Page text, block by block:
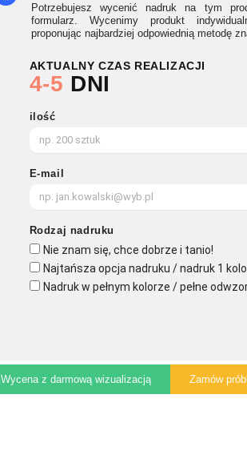
Potrzebujesz wycenić nadruk na tym
formularz. Wycenimy produkt
proponując najbardziej odpowiednią metodę
AKTUALNY CZAS REALIZACJI
4-5 DNI
ilość
E-mail
Rodzaj nadruku
Nie znam się, chce dobrze i tanio!
Najtańsza opcja nadruku / nadruk 1
Nadruk w pełnym kolorze / pełne
Wycena z darmową wizualizacją Zamów